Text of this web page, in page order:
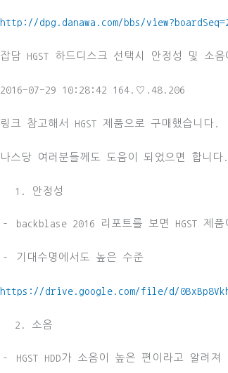
http://dpg.danawa.com/bbs/
잡담 HGST 하드디스크 선택시 안정성 및 소
2016-07-29 10:28:42 164.♡.48.206
링크 참고해서 HGST 제품으로 구매했습니다.
나스당 여러분들께도 도움이 되었으면 합니다.
안정성
– backblase 2016 리포트를 보면 HGST 제
– 기대수명에서도 높은 수준
https://drive.google.com/file/d/
소음
– HGST HDD가 소음이 높은 편이라고 알려